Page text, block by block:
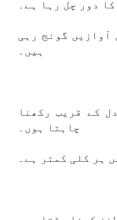
دور چل رہا ہے۔
آوازیں گونج رہی
ہیں۔
کے قریب رکھنا
چاہتا ہوں۔
ہر کلی کمتر ہے۔